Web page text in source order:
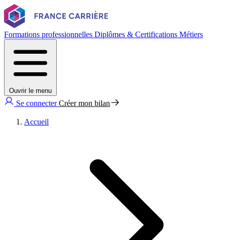
Formations professionnelles Diplômes & Certifications Métiers
Ouvrir le menu
Se connecterCréer mon bilan
Accueil